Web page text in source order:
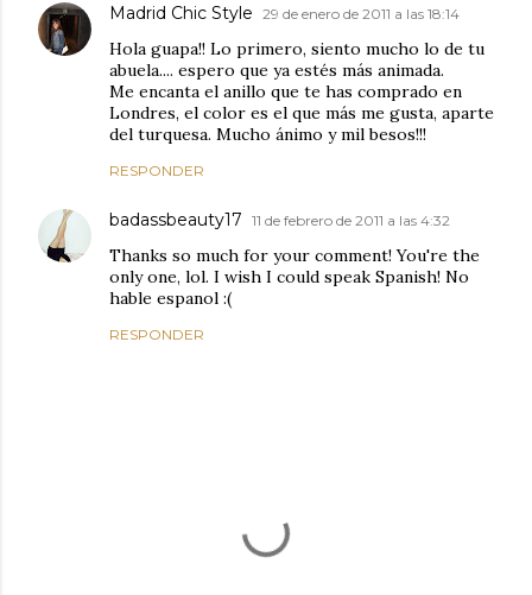
Madrid Chic Style 29 de enero de 2011 a las 18:14
Hola guapa!! Lo primero, siento mucho lo de tu
abuela.... espero que ya estés más animada.
Me encanta el anillo que te has comprado en
Londres, el color es el que más me gusta, aparte
del turquesa. Mucho ánimo y mil besos!!!
RESPONDER
badassbeauty17 11 de febrero de 2011 a las 4:32
Thanks so much for your comment! You're the
only one, lol. I wish I could speak Spanish! No
hable espanol :(
RESPONDER